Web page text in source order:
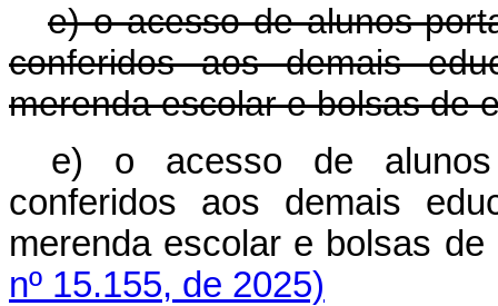
e) o acesso de alunos
conferidos aos demais
merenda escolar e bolsas de
e) o acesso de alunos
conferidos aos demais
merenda escolar e bolsas
nº 15.155, de 2025)